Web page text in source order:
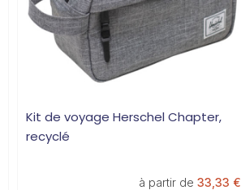
Kit de voyage Herschel Chapter,
recyclé
à partir de 33,33 €